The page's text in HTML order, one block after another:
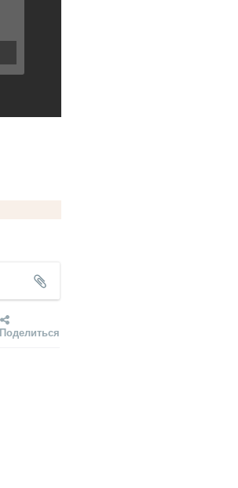
Поделиться